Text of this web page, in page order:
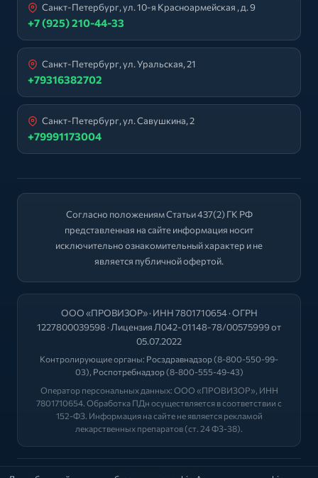
Санкт-Петербург, ул. 10-я Красноармейская , д. 9
+7 (925) 210-44-33
Санкт-Петербург, ул. Уральская, 21
+79316382702
Санкт-Петербург, ул. Савушкина, 2
+79991173004
Согласно положениям Статьи 437(2) ГК РФ
представленная на сайте информация носит
исключительно ознакомительный характер и не
является публичной офертой.
ООО «ПРОВИЗОР» · ИНН 7801710654 · ОГРН
1227800039598 · Лицензия Л042-01148-78/00575999 от
05.07.2022
Контролирующие органы: Росздравнадзор(8-800-550-99-
03), Роспотребнадзор(8-800-555-49-43)
Оператор персональных данных: ООО «ПРОВИЗОР», ИНН
7801710654. Обработка ПДн осуществляется в соответствии с
152-ФЗ. Информация на сайте не является рекламой
лекарственных препаратов (ст. 24 ФЗ-38).